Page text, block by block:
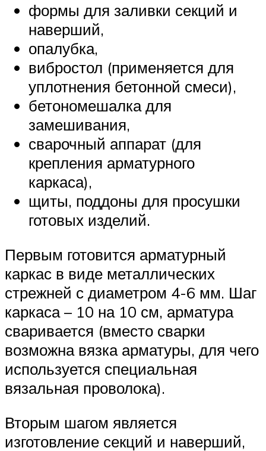
формы для заливки секций и
наверший,
опалубка,
вибростол (применяется для
уплотнения бетонной смеси),
бетономешалка для
замешивания,
сварочный аппарат (для
крепления арматурного
каркаса),
щиты, поддоны для просушки
готовых изделий.
Первым готовится арматурный
каркас в виде металлических
стрежней с диаметром 4-6 мм. Шаг
каркаса – 10 на 10 см, арматура
сваривается (вместо сварки
возможна вязка арматуры, для чего
используется специальная
вязальная проволока).
Вторым шагом является
изготовление секций и наверший,